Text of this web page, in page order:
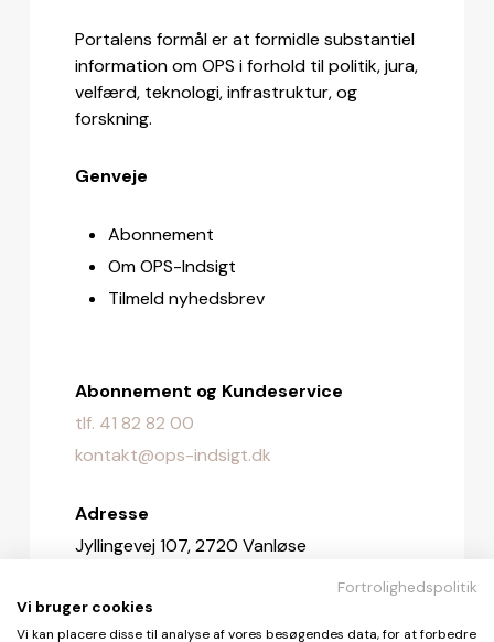
Portalens formål er at formidle substantiel
information om OPS i forhold til politik, jura,
velfærd, teknologi, infrastruktur, og
forskning.
Genveje
Abonnement
Om OPS-Indsigt
Tilmeld nyhedsbrev
Abonnement og Kundeservice
tlf. 41 82 82 00
kontakt@ops-indsigt.dk
Adresse
Jyllingevej 107, 2720 Vanløse
Redaktionen
redaktionen@ops-indsigt.dk
Fortrolighedspolitik
Vi bruger cookies
Vi kan placere disse til analyse af vores besøgendes data, for at forbedre